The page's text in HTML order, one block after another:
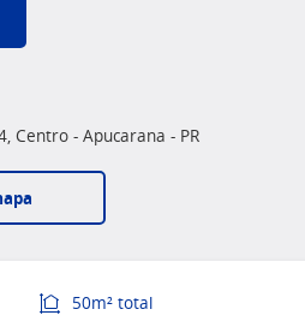
Centro - Apucarana - PR
50m² total